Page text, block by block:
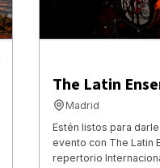
The Latin
Madrid
Estén listos para
evento con The Latin
repertorio